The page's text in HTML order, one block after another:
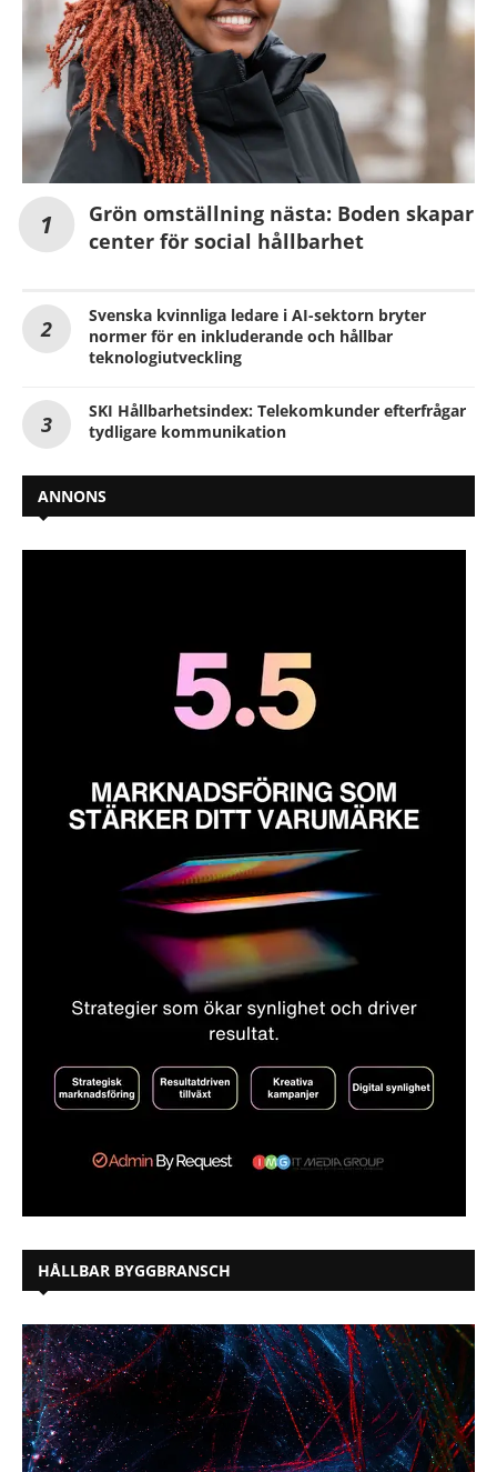
Grön omställning nästa: Boden skapar
center för social hållbarhet
Svenska kvinnliga ledare i AI-sektorn bryter
normer för en inkluderande och hållbar
teknologiutveckling
SKI Hållbarhetsindex: Telekomkunder efterfrågar
tydligare kommunikation
ANNONS
HÅLLBAR BYGGBRANSCH